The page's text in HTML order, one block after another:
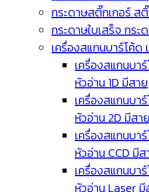
กระดาษสติ๊กเกอร์ ส
กระดาษใบเสร็จ กระ
เครื่องสแกนบาร์โค้ด
เครื่องสแกนบา
หัวอ่าน 1D มีสาย
เครื่องสแกนบา
หัวอ่าน 2D มีสา
เครื่องสแกนบา
หัวอ่าน CCD มี
เครื่องสแกนบา
หัวอ่าน Laser